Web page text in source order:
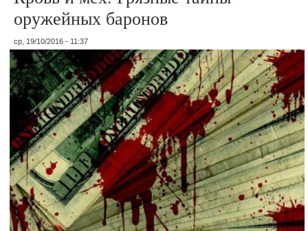
оружейных баронов
ср, 19/10/2016 - 11:37